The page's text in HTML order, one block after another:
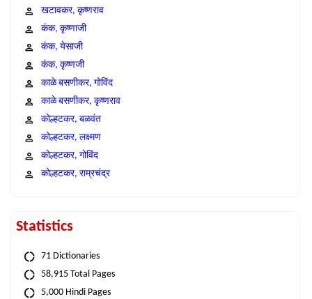
खटावकर, कृष्णराव
कंक, कृष्णाजी
कंक, येसाजी
कंक, कृष्णजी
काळे बसणीकर, गोविंद
काळे बसणीकर, कृष्णराव
कोल्हटकर, बळवंत
कोल्हटकर, लक्ष्मण
कोल्हटकर, गोविंद
कोल्हटकर, राम्रचंद्र
Statistics
71 Dictionaries
58,915 Total Pages
5,000 Hindi Pages